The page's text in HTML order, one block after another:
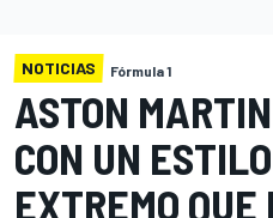
NOTICIAS Fórmula 1
ASTON
CON UN
EXTREMO QUE